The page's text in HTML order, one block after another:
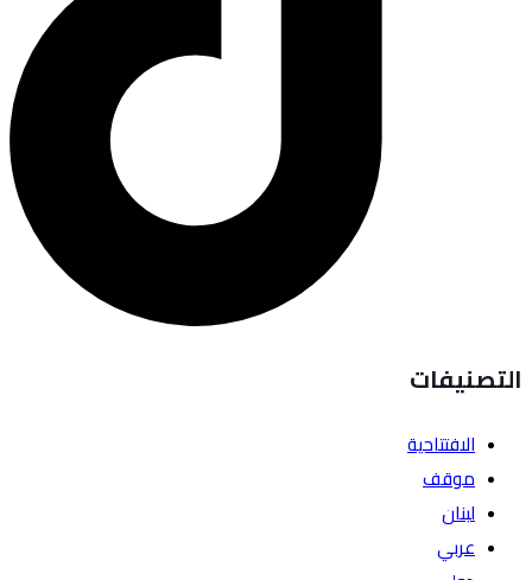
التصنيفات
الافتتاحية
موقف
لبنان
عربي